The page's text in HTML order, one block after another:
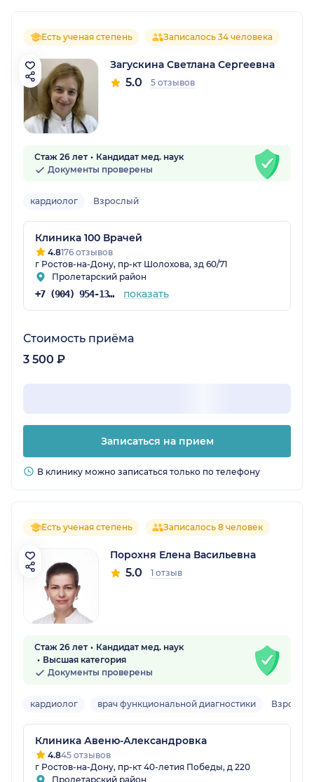
Есть ученая степень Записалось 34 человека
Загускина Светлана Сергеевна
5.0 5 отзывов
Стаж 26 лет
Кандидат мед. наук
Документы проверены
кардиолог Взрослый
Клиника 100 Врачей
4.8176 отзывов
г Ростов-на-Дону, пр-кт Шолохова, зд 60/71
Пролетарский район
+7 (904) 954-13-96 показать
Стоимость приёма
3 500 ₽
Записаться на прием
В клинику можно записаться только по телефону
Есть ученая степень Записалось 8 человек
Порохня Елена Васильевна
5.0 1 отзыв
Стаж 26 лет
Кандидат мед. наук
Высшая категория
Документы проверены
кардиолог врач функциональной диагностики
Клиника Авеню-Александровка
4.845 отзывов
г Ростов-на-Дону, пр-кт 40-летия Победы, д 220
Пролетарский район